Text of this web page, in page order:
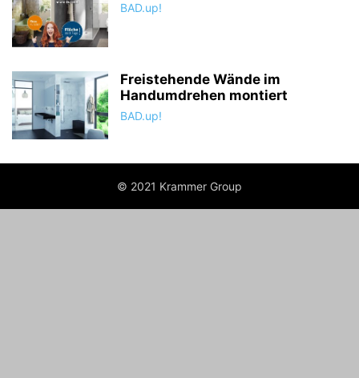
BAD.up!
Freistehende Wände im
Handumdrehen montiert
BAD.up!
© 2021 Krammer Group